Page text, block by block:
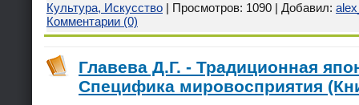
Культура, Искусство | Просмотров: 1090 | Добавил:
Комментарии (0)
Главева Д.Г. - Традиционная
Специфика мировосприятия